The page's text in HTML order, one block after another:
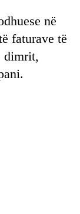
në
faturave të
dimrit,